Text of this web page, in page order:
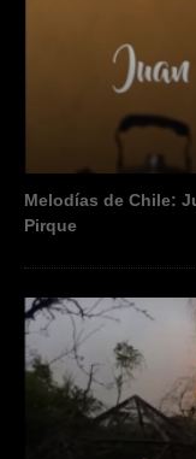
Melodías de Chile:
Pirque